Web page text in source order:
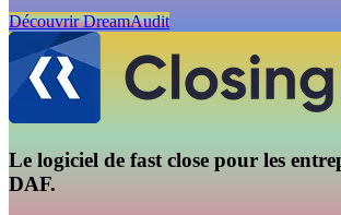
Découvrir DreamAudit
Le logiciel de fast close pour les
DAF.